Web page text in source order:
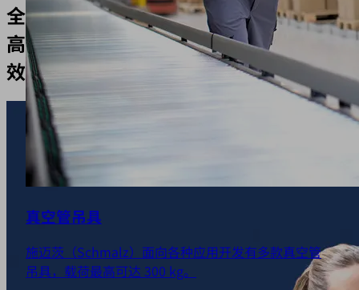
全、
高
效
真空管吊具
施迈茨（Schmalz）面向各种应用开发有多款真空管
吊具，载荷最高可达 300 kg。